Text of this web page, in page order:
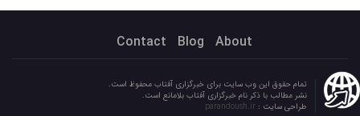
About
Blog
Contact
تمام حقوق این وب سایت برای خبرگزاری آفتاب محفوظ است.
نشر مطالب با ذکر نام خبرگزاری آفتاب بلامانع است.
طراحی سایت :